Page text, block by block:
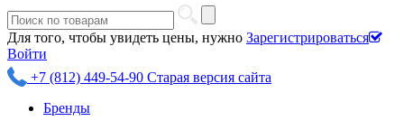
Для того, чтобы увидеть цены, нужно Зарегистрироваться
Войти
+7 (812) 449-54-90 Старая версия сайта
Бренды